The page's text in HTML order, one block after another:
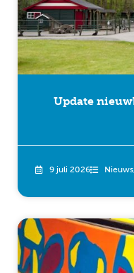
Update
9 juli 2026 Nieuws,